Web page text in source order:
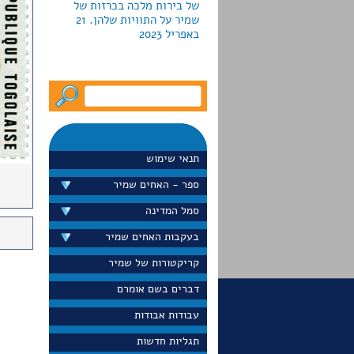
לקראת חג החנוכה2022 מוציאה
גלריה פרקש ביפו כרזות
צבאיות למכירה; חמש מהן
המחירים נעים מ-790 עד יותר
מ-5000 דולר
דייויד סלע הציג בערוץ 13 את
כרזת הדואר "הקדם במשלוח
ברכותיך לחגים" שעיצבו
האחים שמיר בראשית שנות
ה-60 הוא גם הציג את הכרזה
באתר הפופולרי שלו
"נוסטלגיה". ספטמבר 2022
תנאי שימוש
ספר - האחים שמיר
סמל המדינה
בעקבות האחים שמיר
קריקטורות של שמיר
דברים בשם אומרם
עבודות אבודות
תגליות חדשות